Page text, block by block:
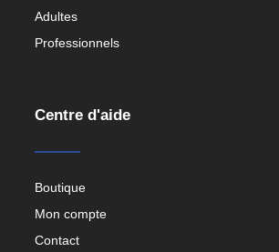
Adultes
Professionnels
Centre d'aide
Boutique
Mon compte
Contact